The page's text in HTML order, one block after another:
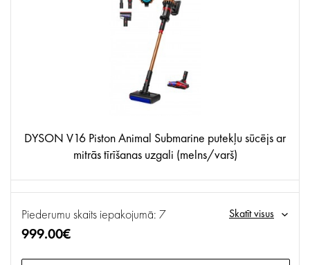
DYSON V16 Piston Animal Submarine putekļu sūcējs ar
mitrās tīrīšanas uzgali (melns/varš)
Piederumu skaits iepakojumā: 7 Skatīt visus
999.00€